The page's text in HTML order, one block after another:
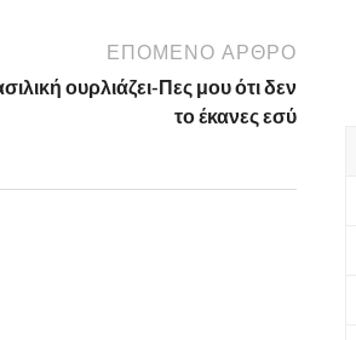
ΕΠΌΜΕΝΟ ΆΡΘΡΟ
ουρλιάζει-Πες μου ότι δεν
το έκανες εσύ